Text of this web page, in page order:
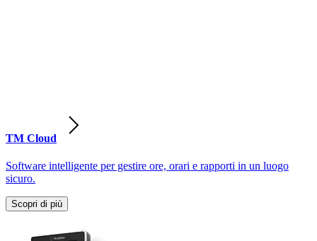
TM Cloud
Software intelligente per gestire ore, orari e rapporti in un luogo
sicuro.
Scopri di più